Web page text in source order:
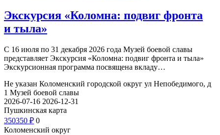
Экскурсия «Коломна: подвиг фронта
и тыла»
С 16 июля по 31 декабря 2026 года Музей боевой славы
представляет Экскурсия «Коломна: подвиг фронта и тыла»
Экскурсионная программа посвящена вкладу…
Не указан Коломенский городской округ ул Непобедимого, д
1 Музей боевой славы
2026-07-16 2026-12-31
Пушкинская карта
350350 ₽ 0
Коломенский округ